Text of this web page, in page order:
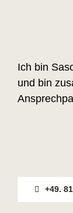
Ich bin
und bin
+49.